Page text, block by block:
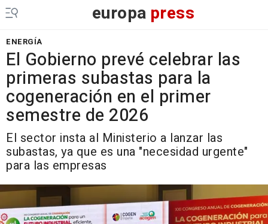
europa press
ENERGÍA
El Gobierno prevé celebrar las
primeras subastas para la
cogeneración en el primer
semestre de 2026
El sector insta al Ministerio a lanzar las
subastas, ya que es una "necesidad urgente"
para las empresas